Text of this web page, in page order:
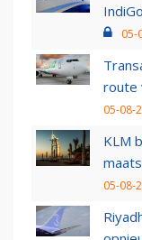
05-
route
05-08-
KLM
05-08-